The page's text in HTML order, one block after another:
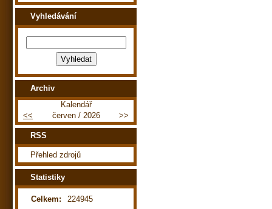
Vyhledávání
Archiv
Kalendář
<<
červen / 2026 >>
RSS
Přehled zdrojů
Statistiky
Celkem:
224945